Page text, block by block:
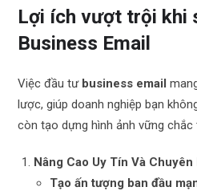
Lợi ích vượt trội khi
Business Email
Việc đầu tư business email
lược, giúp doanh nghiệp bạn
còn tạo dựng hình ảnh vững
Nâng Cao Uy Tín Và Chuyên
Tạo ấn tượng ban đầu